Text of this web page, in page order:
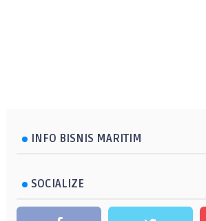
INFO BISNIS MARITIM
SOCIALIZE